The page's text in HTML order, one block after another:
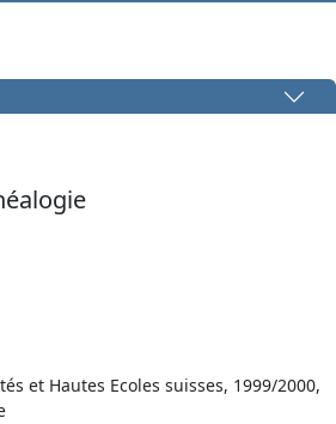
et Hautes Ecoles suisses, 1999/2000,